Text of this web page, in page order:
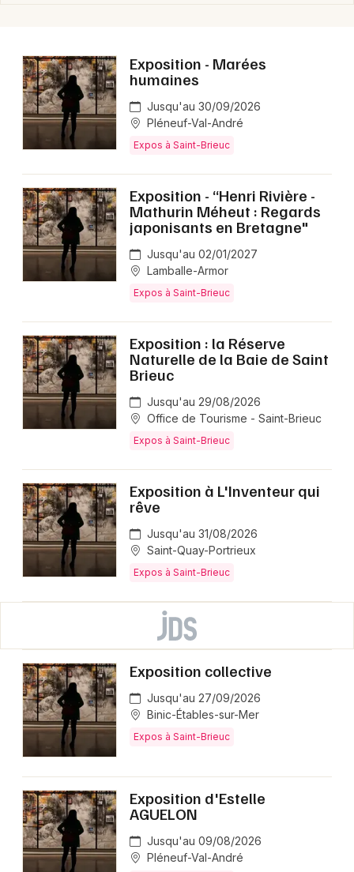
Exposition - Marées
humaines
Jusqu'au 30/09/2026
Pléneuf-Val-André
Expos à Saint-Brieuc
Exposition - “Henri Rivière -
Mathurin Méheut : Regards
japonisants en Bretagne"
Jusqu'au 02/01/2027
Lamballe-Armor
Expos à Saint-Brieuc
Exposition : la Réserve
Naturelle de la Baie de Saint
Brieuc
Jusqu'au 29/08/2026
Office de Tourisme - Saint-Brieuc
Expos à Saint-Brieuc
Exposition à L'Inventeur qui
rêve
Jusqu'au 31/08/2026
Saint-Quay-Portrieux
Expos à Saint-Brieuc
Exposition collective
Jusqu'au 27/09/2026
Binic-Étables-sur-Mer
Expos à Saint-Brieuc
Exposition d'Estelle
AGUELON
Jusqu'au 09/08/2026
Pléneuf-Val-André